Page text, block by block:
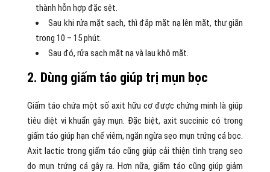
thành hỗn hợp đặc sệt.
Sau khi rửa mặt sạch, thì đắp mặt nạ lên mặt, thư giãn
trong 10 – 15 phút.
Sau đó, rửa sạch mặt nạ và lau khô mặt.
2. Dùng giấm táo giúp trị mụn bọc
Giấm táo chứa một số axit hữu cơ được chứng minh là giúp
tiêu diệt vi khuẩn gây mụn. Đặc biệt, axit succinic có trong
giấm táo giúp hạn chế viêm, ngăn ngừa sẹo mụn trứng cá bọc.
Axit lactic trong giấm táo cũng giúp cải thiện tình trạng sẹo
do mụn trứng cá gây ra. Hơn nữa, giấm táo cũng giúp giảm